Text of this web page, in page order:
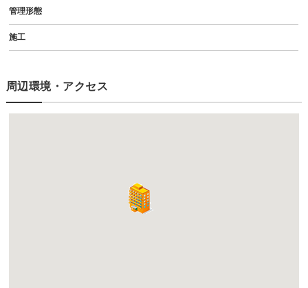
管理形態
施工
周辺環境・アクセス